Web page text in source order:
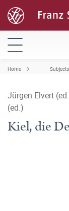
Home Subjects
Jürgen Elvert
(ed.)
Kiel, die